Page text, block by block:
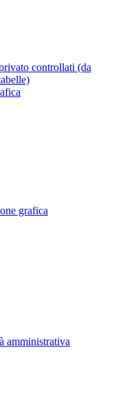
controllati (da
grafica
amministrativa